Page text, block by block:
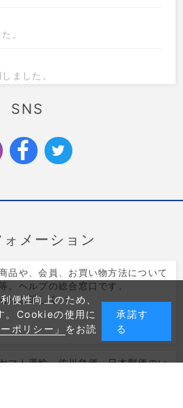
。
ました。
グを追加しました。
た。
SNS
ォメーション
品や、会員、お買い物方法について
等。ヘルプの総合窓口です。
っと詳しく
マト運輸、佐川急便、日本郵便のい
便性向上のため、
。Cookieの使用に
ポリシー」 をお読
承諾す
る